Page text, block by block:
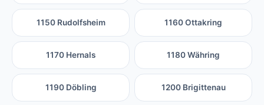
1150 Rudolfsheim 1160 Ottakring
1170 Hernals 1180 Währing
1190 Döbling 1200 Brigittenau